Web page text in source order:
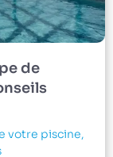
de
votre piscine,